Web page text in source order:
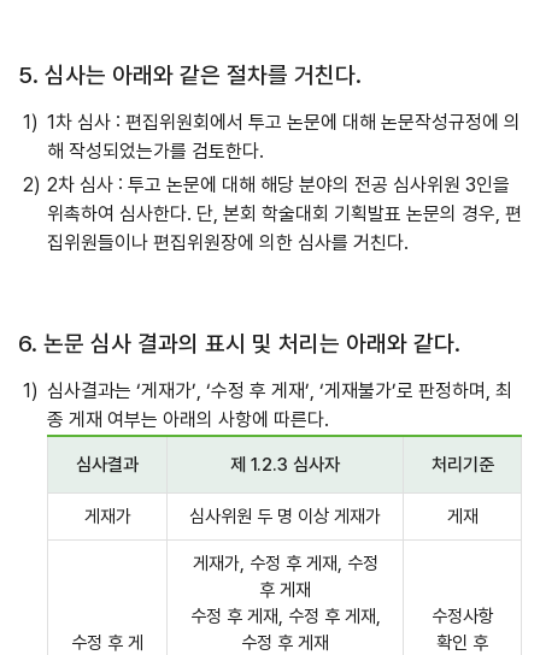
5. 심사는 아래와 같은 절차를 거친다.
1차 심사 : 편집위원회에서 투고 논문에 대해 논문작성규정에 의
해 작성되었는가를 검토한다.
2차 심사 : 투고 논문에 대해 해당 분야의 전공 심사위원 3인을
위촉하여 심사한다. 단, 본회 학술대회 기획발표 논문의 경우, 편
집위원들이나 편집위원장에 의한 심사를 거친다.
6. 논문 심사 결과의 표시 및 처리는 아래와 같다.
심사결과는 ‘게재가’, ‘수정 후 게재’, ‘게재불가’로 판정하며, 최
종 게재 여부는 아래의 사항에 따른다.
심사결과 제 1.2.3 심사자 처리기준
게재가 심사위원 두 명 이상 게재가 게재
수정 후 게
게재가, 수정 후 게재, 수정
후 게재
수정 후 게재, 수정 후 게재,
수정 후 게재
수정사항
확인 후